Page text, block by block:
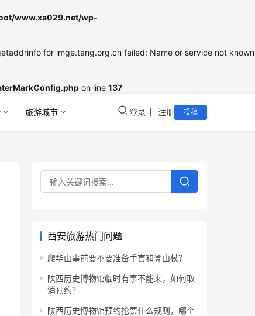
www.xa029.net/wp-
for imge.tang.org.cn failed: Name or service not known
on line 137
旅游城市 登录 注册 投稿
西安旅游热门问题
爬华山事前要不要准备手套和登山杖？
陕西历史博物馆临时有事不能来，如何取
消预约？
陕西历史博物馆预约抢票什么规则，哪个